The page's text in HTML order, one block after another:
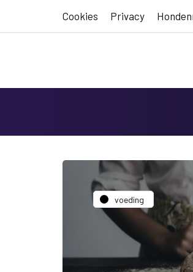
Cookies Privacy
voeding